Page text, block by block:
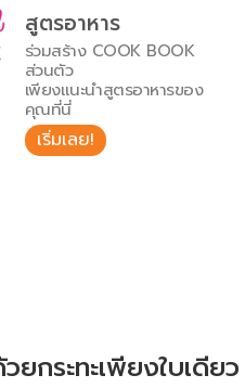
ตวง
ถุดิบ
สูตรอาหาร
ร่วมสร้าง COOK BOOK
ส่วนตัว
เพียงแนะนำสูตรอาหารของ
คุณที่นี่
เริ่มเลย!
กระทะ​เพียงใบเดียว